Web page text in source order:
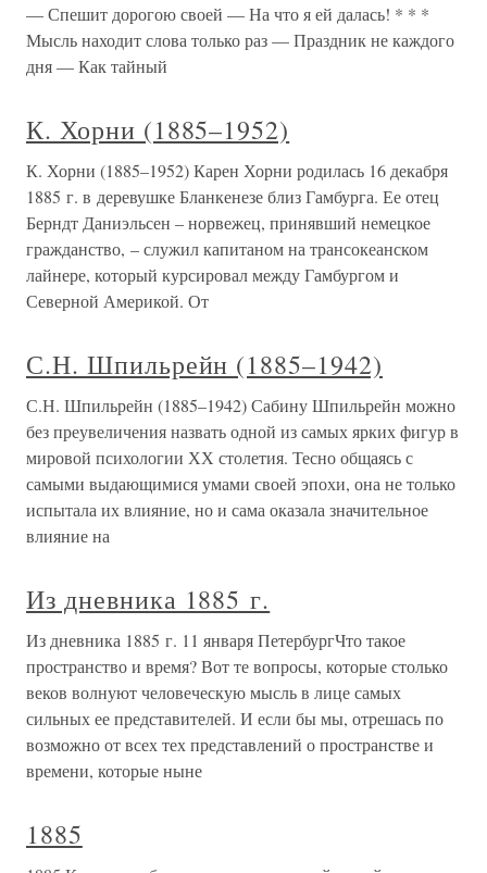
— Спешит дорогою своей — На что я ей далась! * * *
Мысль находит слова только раз — Праздник не каждого
дня — Как тайный
К. Хорни (1885–1952)
К. Хорни (1885–1952) Карен Хорни родилась 16 декабря
1885 г. в деревушке Бланкенезе близ Гамбурга. Ее отец
Берндт Даниэльсен – норвежец, принявший немецкое
гражданство, – служил капитаном на трансокеанском
лайнере, который курсировал между Гамбургом и
Северной Америкой. От
С.Н. Шпильрейн (1885–1942)
С.Н. Шпильрейн (1885–1942) Сабину Шпильрейн можно
без преувеличения назвать одной из самых ярких фигур в
мировой психологии ХХ столетия. Тесно общаясь с
самыми выдающимися умами своей эпохи, она не только
испытала их влияние, но и сама оказала значительное
влияние на
Из дневника 1885 г.
Из дневника 1885 г. 11 января ПетербургЧто такое
пространство и время? Вот те вопросы, которые столько
веков волнуют человеческую мысль в лице самых
сильных ее представителей. И если бы мы, отрешась по
возможно от всех тех представлений о пространстве и
времени, которые ныне
1885